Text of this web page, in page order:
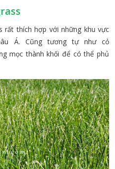
rất thích hợp với những khu vực
Á. Cũng tương tự như cỏ
mọc thành khối để có thể phủ